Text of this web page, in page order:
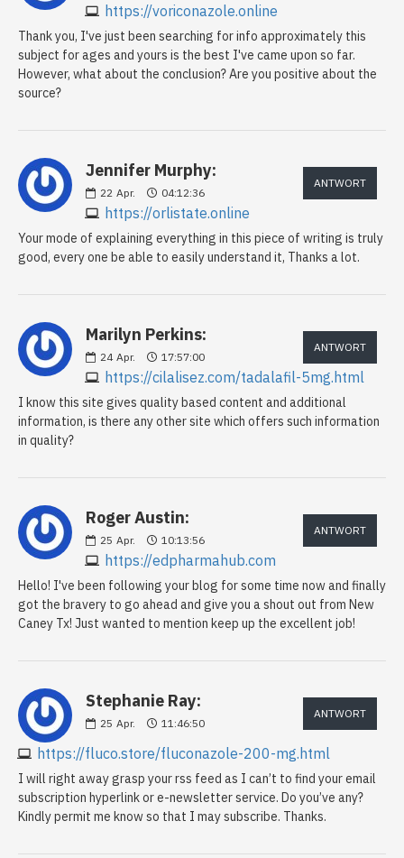
https://voriconazole.online
Thank you, I've just been searching for info approximately this
subject for ages and yours is the best I've came upon so far.
However, what about the conclusion? Are you positive about the
source?
Jennifer Murphy:
22 Apr. 04:12:36
https://orlistate.online
ANTWORT
Your mode of explaining everything in this piece of writing is truly
good, every one be able to easily understand it, Thanks a lot.
Marilyn Perkins:
24 Apr. 17:57:00
https://cilalisez.com/tadalafil-5mg.html
ANTWORT
I know this site gives quality based content and additional
information, is there any other site which offers such information
in quality?
Roger Austin:
25 Apr. 10:13:56
https://edpharmahub.com
ANTWORT
Hello! I've been following your blog for some time now and finally
got the bravery to go ahead and give you a shout out from New
Caney Tx! Just wanted to mention keep up the excellent job!
Stephanie Ray:
25 Apr. 11:46:50
https://fluco.store/fluconazole-200-mg.html
ANTWORT
I will right away grasp your rss feed as I can’t to find your email
subscription hyperlink or e-newsletter service. Do you’ve any?
Kindly permit me know so that I may subscribe. Thanks.